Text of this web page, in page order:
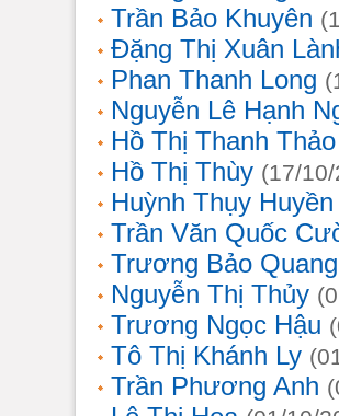
Trần Bảo Khuyên
Đặng Thị Xuân
Phan Thanh Long
Nguyễn Lê Hạnh
Hồ Thị Thanh Thảo
Hồ Thị Thùy (17/
Huỳnh Thụy
Trần Văn Quốc
Trương Bảo
Nguyễn Thị Thủy
Trương Ngọc Hậu
Tô Thị Khánh Ly
Trần Phương Anh